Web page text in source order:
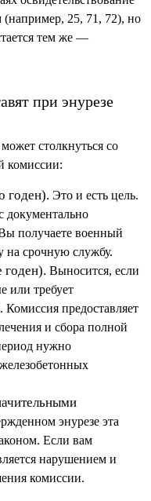
(например, 25, 71, 72), но
тем же —
при энурезе
столкнуться со
комиссии:
годен). Это и есть цель.
документально
получаете военный
на срочную службу.
годен). Выносится, если
или требует
предоставляет
и сбора полной
нужно
энурезе эта
Если вам
нарушением и
комиссии.